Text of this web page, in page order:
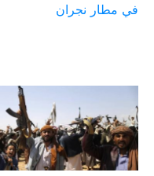
في مطار نجران